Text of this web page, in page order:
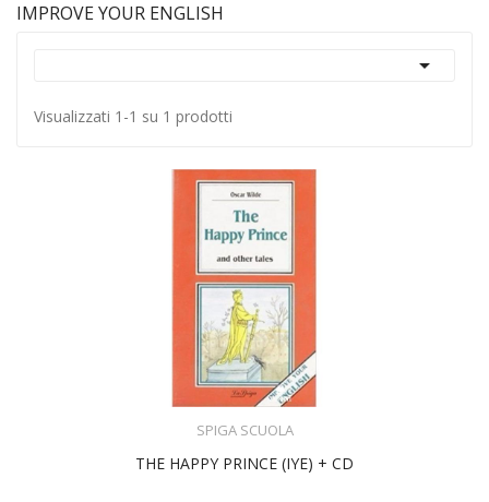
IMPROVE YOUR ENGLISH

Visualizzati 1-1 su 1 prodotti
SPIGA SCUOLA
THE HAPPY PRINCE (IYE) + CD